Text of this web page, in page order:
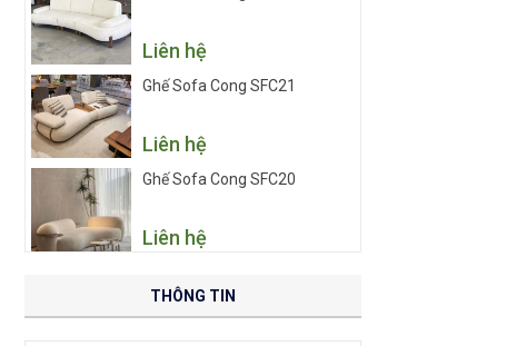
Liên hệ
Ghế Sofa Cong SFC21
Liên hệ
Ghế Sofa Cong SFC20
Liên hệ
THÔNG TIN